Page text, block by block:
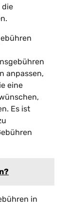
die
anpassen,
eine
Es ist
in